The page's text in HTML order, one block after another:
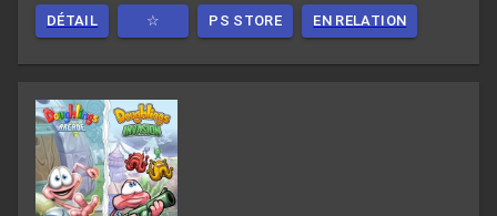
DÉTAIL ☆ PS STORE EN RELATION